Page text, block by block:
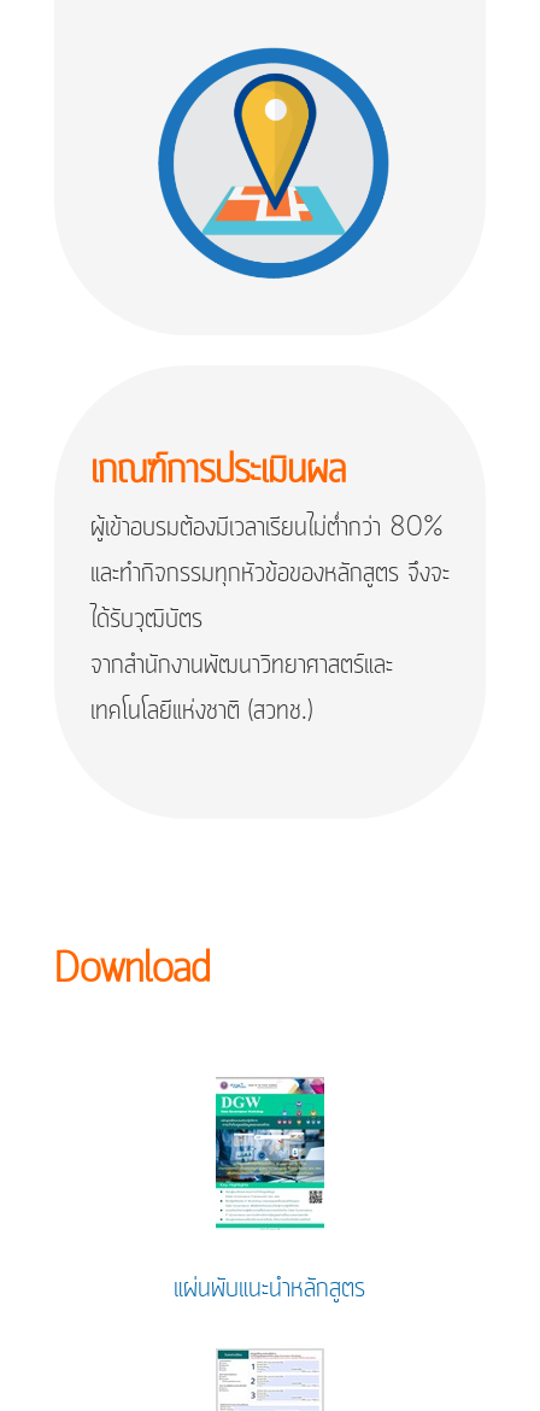
เกณฑ์การประเมินผล
ผู้เข้าอบรมต้องมีเวลาเรียนไม่ต่ำกว่า 80%
และทำกิจกรรมทุกหัวข้อของหลักสูตร จึงจะ
ได้รับวุฒิบัตร
จากสำนักงานพัฒนาวิทยาศาสตร์และ
เทคโนโลยีแห่งชาติ (สวทช.)
Download
แผ่นพับแนะนำหลักสูตร